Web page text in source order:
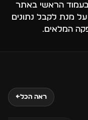
בעמוד הראשי באתר
על מנת לקבל נתונים
המלאים.
ראה הכל←